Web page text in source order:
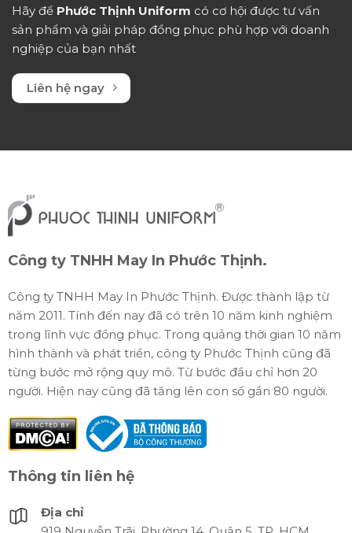
Hãy để Phước Thịnh Uniform có cơ hội được tư vấn
sản phẩm và giải pháp đồng phục phù hợp với doanh
nghiệp của bạn nhất
Liên hệ ngay
Công ty TNHH May In Phước Thịnh.
Công ty TNHH May In Phước Thịnh. Được thành lập từ
năm 2011. Tính đến nay đã có trên 10 năm kinh nghiệm
trong lĩnh vực đồng phục. Trong quảng thời gian 10 năm
hình thành và phát triển, công ty Phước Thịnh cũng đã
từng bước mở rộng quy mô. Từ bước đầu chỉ hơn 20
người. Hiện nay cũng đã tăng lên con số gần 80 người.
Thông tin liên hệ
Địa chỉ